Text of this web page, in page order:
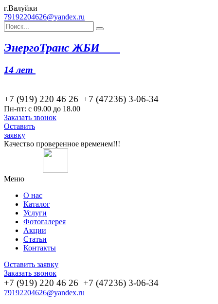
г.Валуйки
79192204626@yandex.ru
ЭнергоТранс ЖБИ
14 лет
+7 (919) 220 46 26 +7 (47236) 3-06-34
Пн-пт: с 09.00 до 18.00
Заказать звонок
Оставить
заявку
Качество проверенное временем!!!
Меню
О нас
Каталог
Услуги
Фотогалерея
Акции
Статьи
Контакты
Оставить заявку
Заказать звонок
+7 (919) 220 46 26 +7 (47236) 3-06-34
79192204626@yandex.ru